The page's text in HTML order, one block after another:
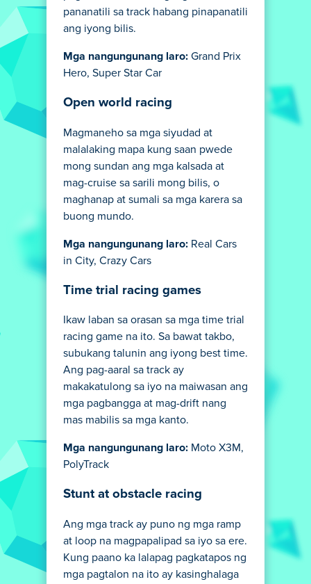
pananatili sa track habang pinapanatili
ang iyong bilis.
Mga nangungunang laro: Grand Prix
Hero, Super Star Car
Open world racing
Magmaneho sa mga siyudad at
malalaking mapa kung saan pwede
mong sundan ang mga kalsada at
mag-cruise sa sarili mong bilis, o
maghanap at sumali sa mga karera sa
buong mundo.
Mga nangungunang laro: Real Cars
in City, Crazy Cars
Time trial racing games
Ikaw laban sa orasan sa mga time trial
racing game na ito. Sa bawat takbo,
subukang talunin ang iyong best time.
Ang pag-aaral sa track ay
makakatulong sa iyo na maiwasan ang
mga pagbangga at mag-drift nang
mas mabilis sa mga kanto.
Mga nangungunang laro: Moto X3M,
PolyTrack
Stunt at obstacle racing
Ang mga track ay puno ng mga ramp
at loop na magpapalipad sa iyo sa ere.
Kung paano ka lalapag pagkatapos ng
mga pagtalon na ito ay kasinghalaga